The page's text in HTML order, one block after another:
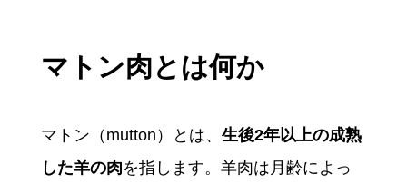
マトン肉とは何か
マトン（mutton）とは、 生後2年以上の成熟
した羊の肉を指します。羊肉は月齢によっ